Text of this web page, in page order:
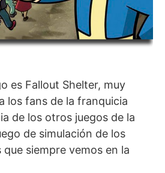
es Fallout Shelter, muy
los fans de la franquicia
de los otros juegos de la
de simulación de los
siempre vemos en la